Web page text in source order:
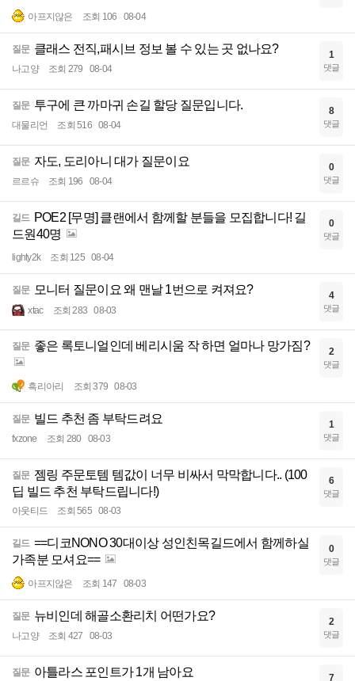
아프지않은 조회 106 08-04
질문 클래스 전직,패시브 정보 볼 수 있는 곳 없나요?
나고양 조회 279 08-04
1
댓글
질문 투구에 큰 까마귀 손길 할당 질문입니다.
대물리언 조회 516 08-04
8
댓글
질문 자도, 도리아니 대가 질문이요
르르슈 조회 196 08-04
0
댓글
길드 POE2 [무명] 클랜에서 함께할 분들을 모집합니다! 길
드원40명
lighty2k 조회 125 08-04
0
댓글
질문 모니터 질문이요 왜 맨날 1번으로 켜져요?
xtac 조회 283 08-03
4
댓글
질문 좋은 록토니얼인데 베리시움 작 하면 얼마나 망가짐?
흑리아리 조회 379 08-03
2
댓글
질문 빌드 추천 좀 부탁드려요
fxzone 조회 280 08-03
1
댓글
질문 젬링 주문토템 템값이 너무 비싸서 막막합니다.. (100
딥 빌드 추천 부탁드립니다!)
아웃티드 조회 565 08-03
6
댓글
길드 ==디코NONO 30대이상 성인친목길드에서 함께하실
가족분 모셔요==
아프지않은 조회 147 08-03
0
댓글
질문 뉴비인데 해골소환리치 어떤가요?
나고양 조회 427 08-03
2
댓글
질문 아틀라스 포인트가 1개 남아요 7